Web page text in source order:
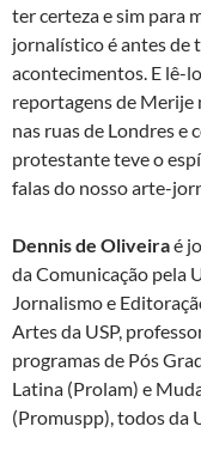
ter certeza e sim para
jornalístico é antes de
acontecimentos. E lê-
reportagens de Merije
nas ruas de Londres e
protestante teve o
falas do nosso arte-
Dennis de Oliveiraé
da Comunicação pela
Jornalismo e
Artes da USP,
programas de Pós
Latina (Prolam) e
(Promuspp), todos da